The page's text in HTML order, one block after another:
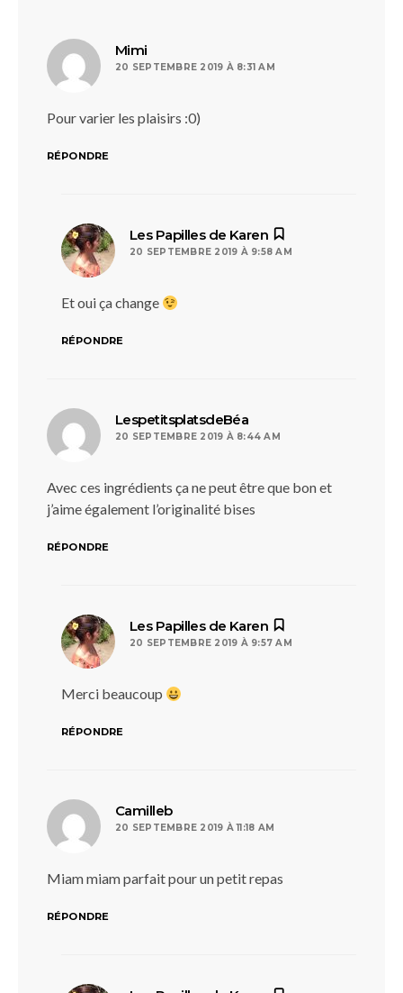
Mimi
20 SEPTEMBRE 2019 À 8:31 AM
Pour varier les plaisirs :0)
RÉPONDRE
Les Papilles de Karen
20 SEPTEMBRE 2019 À 9:58 AM
Et oui ça change
RÉPONDRE
LespetitsplatsdeBéa
20 SEPTEMBRE 2019 À 8:44 AM
Avec ces ingrédients ça ne peut être que bon et
j’aime également l’originalité bises
RÉPONDRE
Les Papilles de Karen
20 SEPTEMBRE 2019 À 9:57 AM
Merci beaucoup
RÉPONDRE
Camillebdit :
20 SEPTEMBRE 2019 À 11:18 AM
Miam miam parfait pour un petit repas
RÉPONDRE